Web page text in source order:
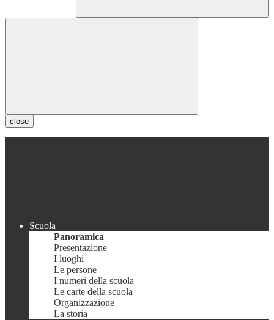
close
Scuola
Panoramica
Presentazione
I luoghi
Le persone
I numeri della scuola
Le carte della scuola
Organizzazione
La storia